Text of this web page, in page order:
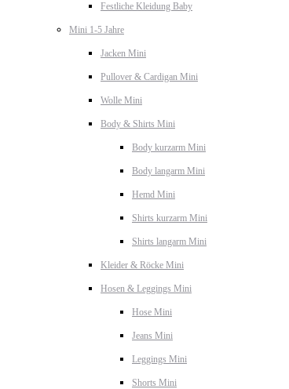
Festliche Kleidung Baby
Mini 1-5 Jahre
Jacken Mini
Pullover & Cardigan Mini
Wolle Mini
Body & Shirts Mini
Body kurzarm Mini
Body langarm Mini
Hemd Mini
Shirts kurzarm Mini
Shirts langarm Mini
Kleider & Röcke Mini
Hosen & Leggings Mini
Hose Mini
Jeans Mini
Leggings Mini
Shorts Mini